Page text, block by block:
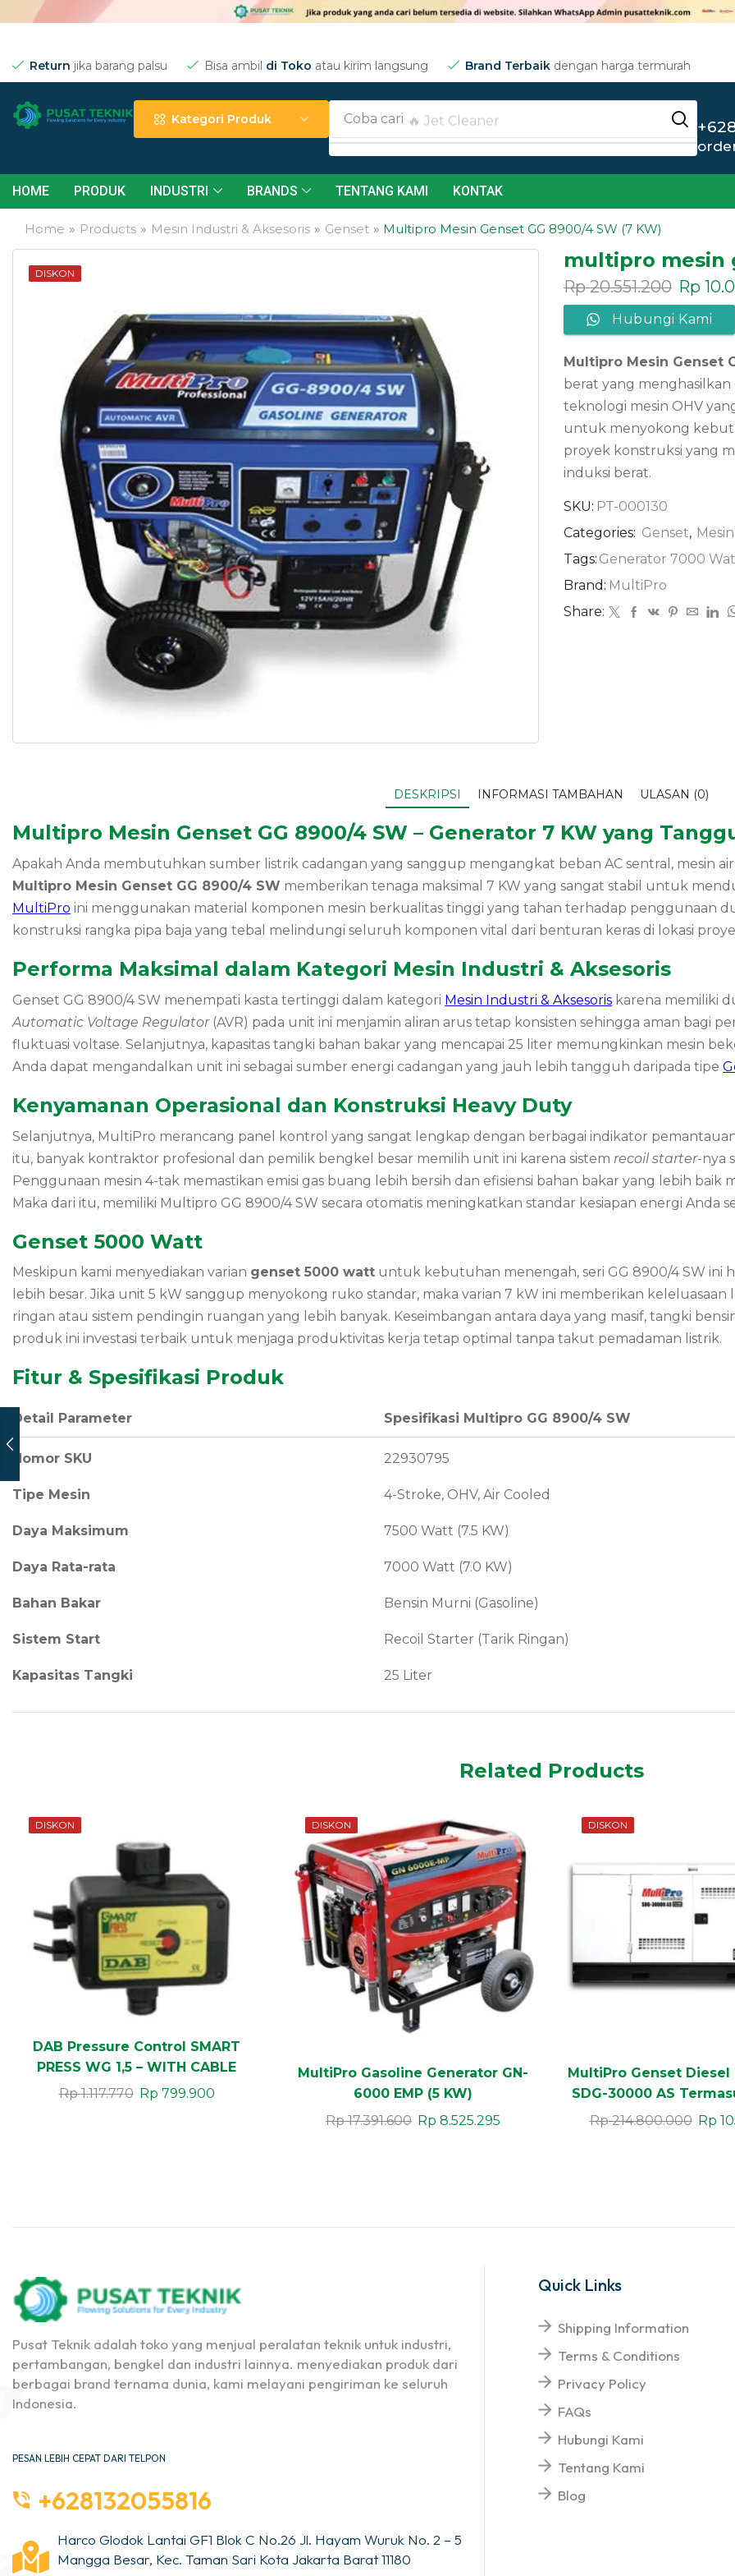
Return jika barang palsu Bisa ambil di Toko atau kirim langsung Brand Terbaik dengan harga termurah
Kategori Produk Coba cari 🔥 Jet Cleaner
HOME PRODUK INDUSTRI BRANDS TENTANG KAMI KONTAK
Home » Products » Mesin Industri & Aksesoris » Genset » Multipro Mesin Genset GG 8900/4 SW (7 KW)
DISKON
multipro mesin
Rp20.551.200 Rp
Hubungi Kami
Multipro Mesin Genset
berat yang
teknologi mesin OHV
untuk menyokong
proyek konstruksi yang
induksi berat.
SKU: PT-000130
Categories: Genset,
Tags: Generator 7000
Brand: MultiPro
Share:
DESKRIPSI INFORMASI TAMBAHAN ULASAN (0)
Multipro Mesin Genset GG 8900/4 SW – Generator 7 KW yang
Apakah Anda membutuhkan sumber listrik cadangan yang sanggup mengangkat beban AC sentral, mesin
Multipro Mesin Genset GG 8900/4 SW memberikan tenaga maksimal 7 KW yang sangat stabil untuk
MultiPro ini menggunakan material komponen mesin berkualitas tinggi yang tahan terhadap penggunaan
konstruksi rangka pipa baja yang tebal melindungi seluruh komponen vital dari benturan keras di lokasi
Performa Maksimal dalam Kategori Mesin Industri & Aksesoris
Genset GG 8900/4 SW menempati kasta tertinggi dalam kategori Mesin Industri & Aksesoris karena memiliki
Automatic Voltage Regulator(AVR) pada unit ini menjamin aliran arus tetap konsisten sehingga aman bagi
fluktuasi voltase. Selanjutnya, kapasitas tangki bahan bakar yang mencapai 25 liter memungkinkan mesin
Anda dapat mengandalkan unit ini sebagai sumber energi cadangan yang jauh lebih tangguh daripada tipe
Kenyamanan Operasional dan Konstruksi Heavy Duty
Selanjutnya, MultiPro merancang panel kontrol yang sangat lengkap dengan berbagai indikator pemantauan
itu, banyak kontraktor profesional dan pemilik bengkel besar memilih unit ini karena sistem recoil starter-nya
Penggunaan mesin 4-tak memastikan emisi gas buang lebih bersih dan efisiensi bahan bakar yang lebih baik
Maka dari itu, memiliki Multipro GG 8900/4 SW secara otomatis meningkatkan standar kesiapan energi Anda
Genset 5000 Watt
Meskipun kami menyediakan varian genset 5000 watt untuk kebutuhan menengah, seri GG 8900/4 SW ini
lebih besar. Jika unit 5 kW sanggup menyokong ruko standar, maka varian 7 kW ini memberikan
ringan atau sistem pendingin ruangan yang lebih banyak. Keseimbangan antara daya yang masif, tangki
produk ini investasi terbaik untuk menjaga produktivitas kerja tetap optimal tanpa takut pemadaman listrik.
Fitur & Spesifikasi Produk
Detail Parameter Spesifikasi Multipro GG 8900/4 SW
Nomor SKU 22930795
Tipe Mesin 4-Stroke, OHV, Air Cooled
Daya Maksimum 7500 Watt (7.5 KW)
Daya Rata-rata 7000 Watt (7.0 KW)
Bahan Bakar Bensin Murni (Gasoline)
Sistem Start Recoil Starter (Tarik Ringan)
Kapasitas Tangki 25 Liter
Related Products
DISKON
DAB Pressure Control SMART
PRESS WG 1,5 – WITH CABLE
Rp1.117.770 Rp 799.900
DISKON
MultiPro Gasoline Generator GN-
6000 EMP (5 KW)
Rp17.391.600 Rp 8.525.295
DISKON
MultiPro Genset
SDG-30000 AS
KW)
Rp214.800.000 Rp
Pusat Teknik adalah toko yang menjual peralatan teknik untuk industri,
pertambangan, bengkel dan industri lainnya. menyediakan produk dari
berbagai brand ternama dunia, kami melayani pengiriman ke seluruh
Indonesia.
PESAN LEBIH CEPAT DARI TELPON
+628132055816
Harco Glodok Lantai GF1 Blok C No.26 Jl. Hayam Wuruk No. 2 – 5
Mangga Besar, Kec. Taman Sari Kota Jakarta Barat 11180
Quick Links
Shipping Information
Terms & Conditions
Privacy Policy
FAQs
Hubungi Kami
Tentang Kami
Blog